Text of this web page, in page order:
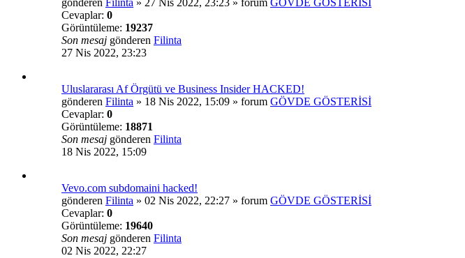
gönderen Filinta » 27 Nis 2022, 23:23 » forum GÖVDE GÖSTERİSİ
Cevaplar: 0
Görüntüleme: 19237
Son mesaj gönderen Filinta
27 Nis 2022, 23:23
Uluslararası Af Örgütü ve Business Insider HACKED!
gönderen Filinta » 18 Nis 2022, 15:09 » forum GÖVDE GÖSTERİSİ
Cevaplar: 0
Görüntüleme: 18871
Son mesaj gönderen Filinta
18 Nis 2022, 15:09
Vevo.com subdomaini hacked!
gönderen Filinta » 02 Nis 2022, 22:27 » forum GÖVDE GÖSTERİSİ
Cevaplar: 0
Görüntüleme: 19640
Son mesaj gönderen Filinta
02 Nis 2022, 22:27